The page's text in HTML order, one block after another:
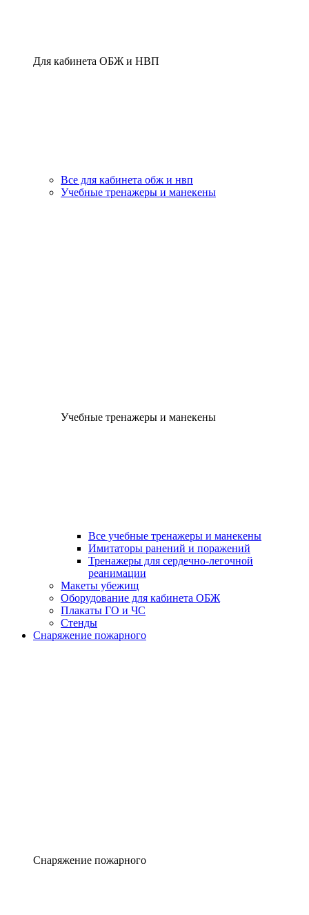
Для кабинета ОБЖ и НВП
Все для кабинета обж и нвп
Учебные тренажеры и манекены
Учебные тренажеры и манекены
Все учебные тренажеры и манекены
Имитаторы ранений и поражений
Тренажеры для сердечно-легочной
реанимации
Макеты убежищ
Оборудование для кабинета ОБЖ
Плакаты ГО и ЧС
Стенды
Снаряжение пожарного
Снаряжение пожарного